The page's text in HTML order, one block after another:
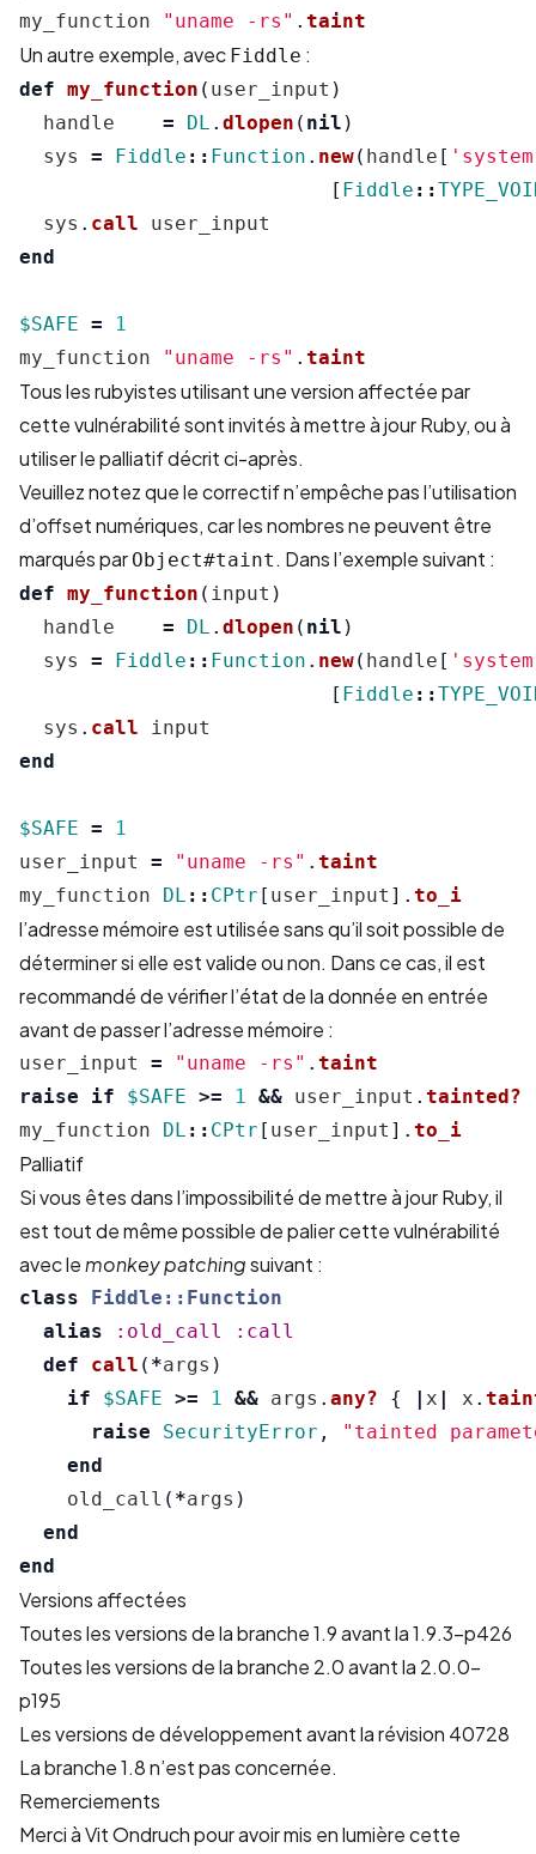
my_function
"uname -rs" . taint
Un autre exemple, avec Fiddle :
def my_function ( user_input )
handle
= DL . dlopen ( nil )
sys
= Fiddle :: Function . new( handle [
[ Fiddle ::
sys . call
user_input
end
$SAFE =
1
my_function
"uname -rs" . taint
Tous les rubyistes utilisant une version affectée par
cette vulnérabilité sont invités à mettre à jour Ruby, ou à
utiliser le palliatif décrit ci-après.
Veuillez notez que le correctif n’empêche pas l’utilisation
d’offset numériques, car les nombres ne peuvent être
marqués par Object#taint . Dans l’exemple suivant :
def my_function ( input )
handle
= DL . dlopen ( nil )
sys
= Fiddle :: Function . new( handle [
[ Fiddle ::
sys . call
input
end
$SAFE =
1
user_input
= "uname -rs" . taint
my_function
DL :: CPtr [ user_input ]. to_i
l’adresse mémoire est utilisée sans qu’il soit possible de
déterminer si elle est valide ou non. Dans ce cas, il est
recommandé de vérifier l’état de la donnée en entrée
avant de passer l’adresse mémoire :
user_input = "uname -rs" . taint
raise
if $SAFE >= 1 && user_input . tainted?
my_function
DL :: CPtr [ user_input ]. to_i
Palliatif
Si vous êtes dans l’impossibilité de mettre à jour Ruby, il
est tout de même possible de palier cette vulnérabilité
avec lemonkey patchingsuivant :
class
Fiddle::Function
alias
:old_call
:call
def
call ( *args )
if
$SAFE >= 1 && args . any? { | x | x .
raise
SecurityError ,
"tainted
end
old_call ( *args )
end
end
Versions affectées
Toutes les versions de la branche 1.9 avant la 1.9.3-p426
Toutes les versions de la branche 2.0 avant la 2.0.0-
p195
Les versions de développement avant la révision 40728
La branche 1.8 n’est pas concernée.
Remerciements
Merci à Vit Ondruch pour avoir mis en lumière cette